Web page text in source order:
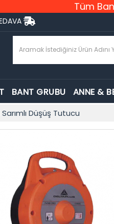
Tüm
BANT GRUBU ANNE &
Sarımlı Düşüş Tutucu